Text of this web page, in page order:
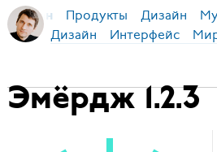
Бирман Продукты Дизайн
Дизайн Интерфейс
Эмёрдж 1.2.3